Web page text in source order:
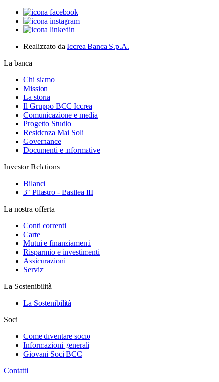
Realizzato da Iccrea Banca S.p.A.
La banca
Chi siamo
Mission
La storia
Il Gruppo BCC Iccrea
Comunicazione e media
Progetto Studio
Residenza Mai Soli
Governance
Documenti e informative
Investor Relations
Bilanci
3° Pilastro - Basilea III
La nostra offerta
Conti correnti
Carte
Mutui e finanziamenti
Risparmio e investimenti
Assicurazioni
Servizi
La Sostenibilità
La Sostenibilità
Soci
Come diventare socio
Informazioni generali
Giovani Soci BCC
Contatti